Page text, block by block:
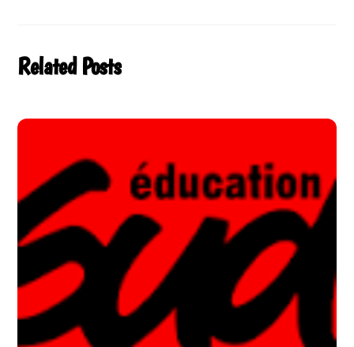
Related Posts